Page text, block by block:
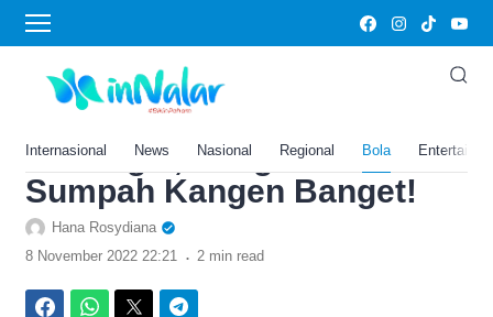
Internasional News Nasional Regional Bola
Home›Bola
Trailer Film The First Slam
Dunk Telah Rilis dan Bikin
Nostalgia, Warganet:
Sumpah Kangen Banget!
Hana Rosydiana
8 November 2022 22:21 . 2 min read